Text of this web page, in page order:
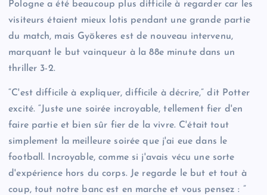
Pologne a été beaucoup plus difficile à regarder car les
visiteurs étaient mieux lotis pendant une grande partie
du match, mais Gyökeres est de nouveau intervenu,
marquant le but vainqueur à la 88e minute dans un
thriller 3-2.
“C'est difficile à expliquer, difficile à décrire,” dit Potter
excité. “Juste une soirée incroyable, tellement fier d'en
faire partie et bien sûr fier de la vivre. C'était tout
simplement la meilleure soirée que j'ai eue dans le
football. Incroyable, comme si j'avais vécu une sorte
d'expérience hors du corps. Je regarde le but et tout à
coup, tout notre banc est en marche et vous pensez : ”